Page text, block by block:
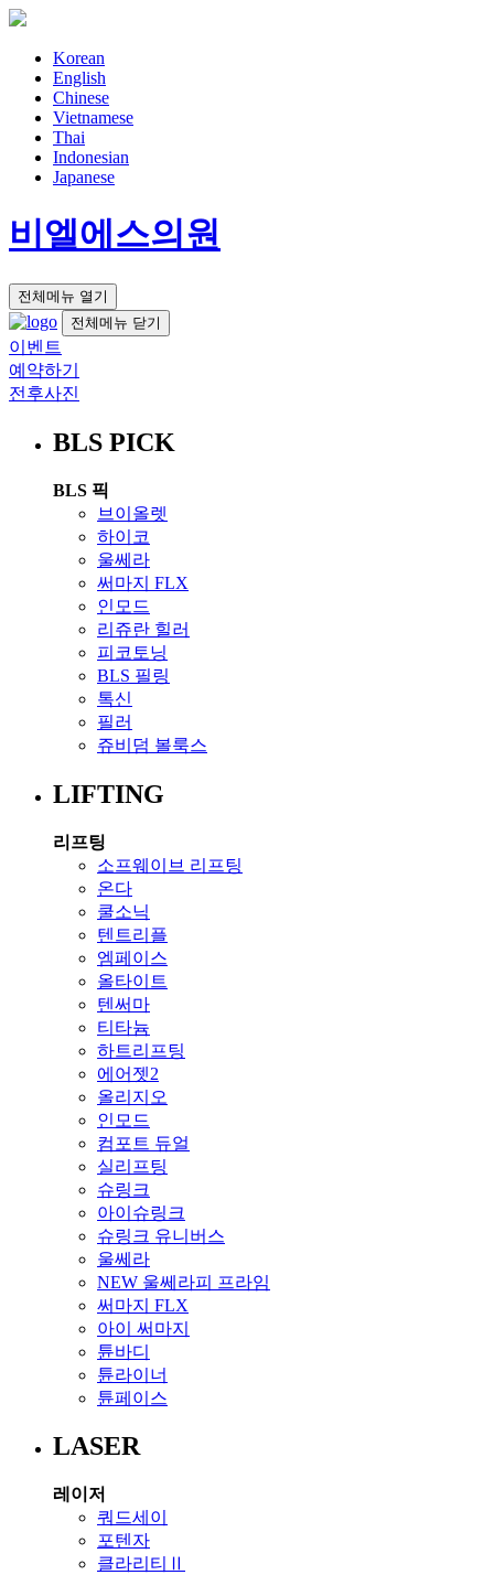
Korean
English
Chinese
Vietnamese
Thai
Indonesian
Japanese
비엘에스의원
전체메뉴 열기
전체메뉴 닫기
이벤트
예약하기
전후사진
BLS PICK
BLS 픽
브이올렛
하이코
울쎄라
써마지 FLX
인모드
리쥬란 힐러
피코토닝
BLS 필링
톡신
필러
쥬비덤 볼룩스
LIFTING
리프팅
소프웨이브 리프팅
온다
쿨소닉
텐트리플
엠페이스
올타이트
텐써마
티타늄
하트리프팅
에어젯2
올리지오
인모드
컴포트 듀얼
실리프팅
슈링크
아이슈링크
슈링크 유니버스
울쎄라
NEW 울쎄라피 프라임
써마지 FLX
아이 써마지
튠바디
튠라이너
튠페이스
LASER
레이저
쿼드세이
포텐자
클라리티Ⅱ